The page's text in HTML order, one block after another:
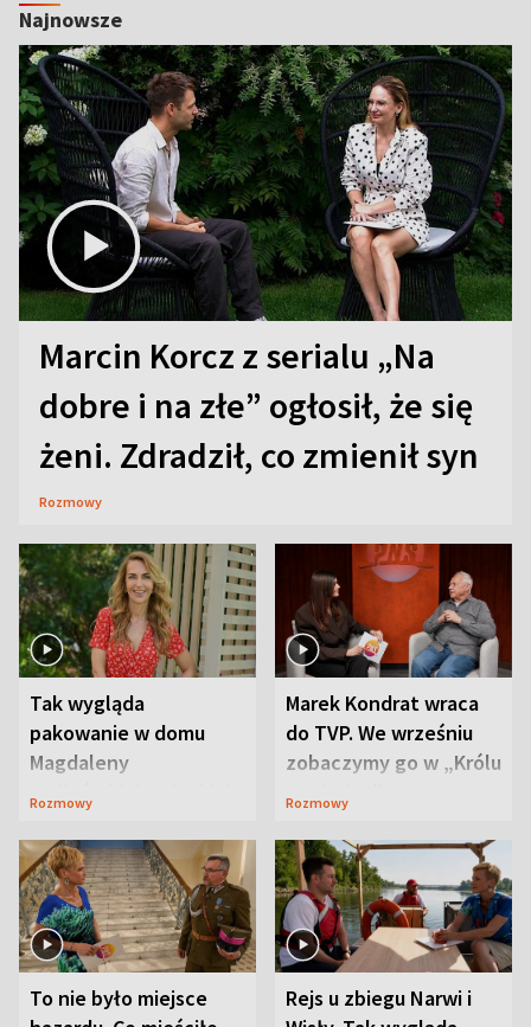
Najnowsze
Marcin Korcz z serialu „Na
dobre i na złe” ogłosił, że się
żeni. Zdradził, co zmienił syn
Rozmowy
Tak wygląda
pakowanie w domu
Magdaleny
Waligórskiej-Lisieckiej.
Rozmowy
Marek Kondrat wraca
do TVP. We wrześniu
zobaczymy go w „Królu
Maciusiu I”
Rozmowy
To nie było miejsce
Rejs u zbiegu Narwi i